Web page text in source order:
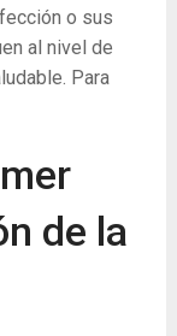
o sus
al nivel de
Para
de la